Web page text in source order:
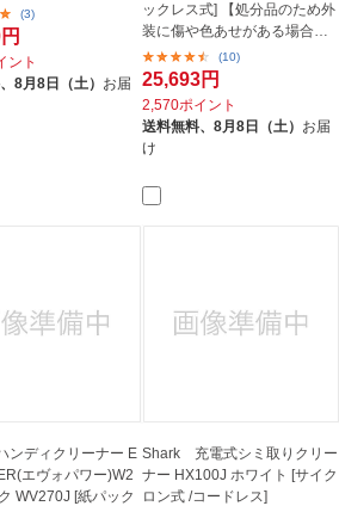
(3)
ント
8月8日（土） お届
ックレス式] 【処分品のため外
装に傷や色あせがある場合あ
り】
(10)
25,693円
2,570ポイント
送料無料、 8月8日（土） お届
け
ディクリーナー E
エヴォパワー)W2
WV270J [紙パック
Shark 充電式シミ取りクリー
ナー HX100J ホワイト [サイク
ロン式 /コードレス]